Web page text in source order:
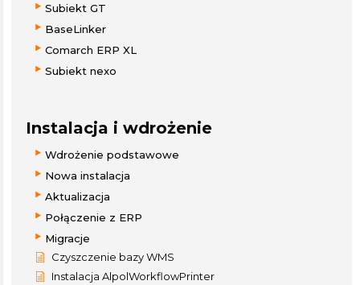
Subiekt GT
BaseLinker
Comarch ERP XL
Subiekt nexo
Instalacja i wdrożenie
Wdrożenie podstawowe
Nowa instalacja
Aktualizacja
Połączenie z ERP
Migracje
Czyszczenie bazy WMS
Instalacja AlpolWorkflowPrinter